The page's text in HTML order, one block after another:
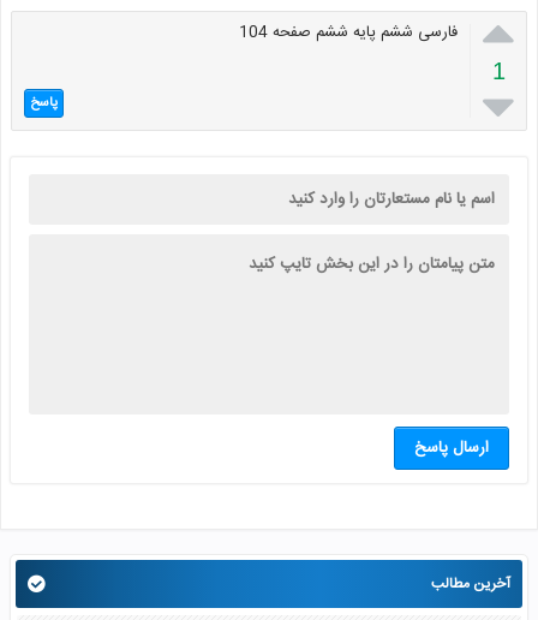

1

فارسی ششم پایه ششم صفحه 104
پاسخ
ارسال پاسخ
آخرین مطالب